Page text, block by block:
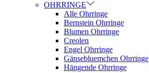
OHRRINGE
Alle Ohrringe
Bernstein Ohrringe
Blumen Ohrringe
Creolen
Engel Ohrringe
Gänsebluemchen Ohrringe
Hängende Ohrringe